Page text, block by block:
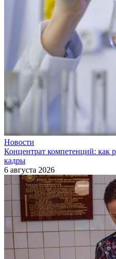
Новости
Концентрат компетенций: как
кадры
6 августа 2026